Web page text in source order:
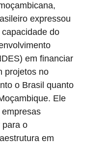
expressou
do
em financiar
projetos no
o Brasil quanto
Ele
para o
em